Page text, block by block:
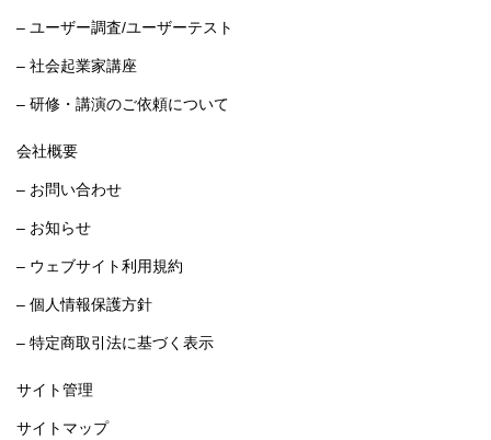
– ユーザー調査/ユーザーテスト
– 社会起業家講座
– 研修・講演のご依頼について
会社概要
– お問い合わせ
– お知らせ
– ウェブサイト利用規約
– 個人情報保護方針
– 特定商取引法に基づく表示
サイト管理
サイトマップ